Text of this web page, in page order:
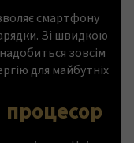
смартфону
Зі швидкою
зовсім
для майбутніх